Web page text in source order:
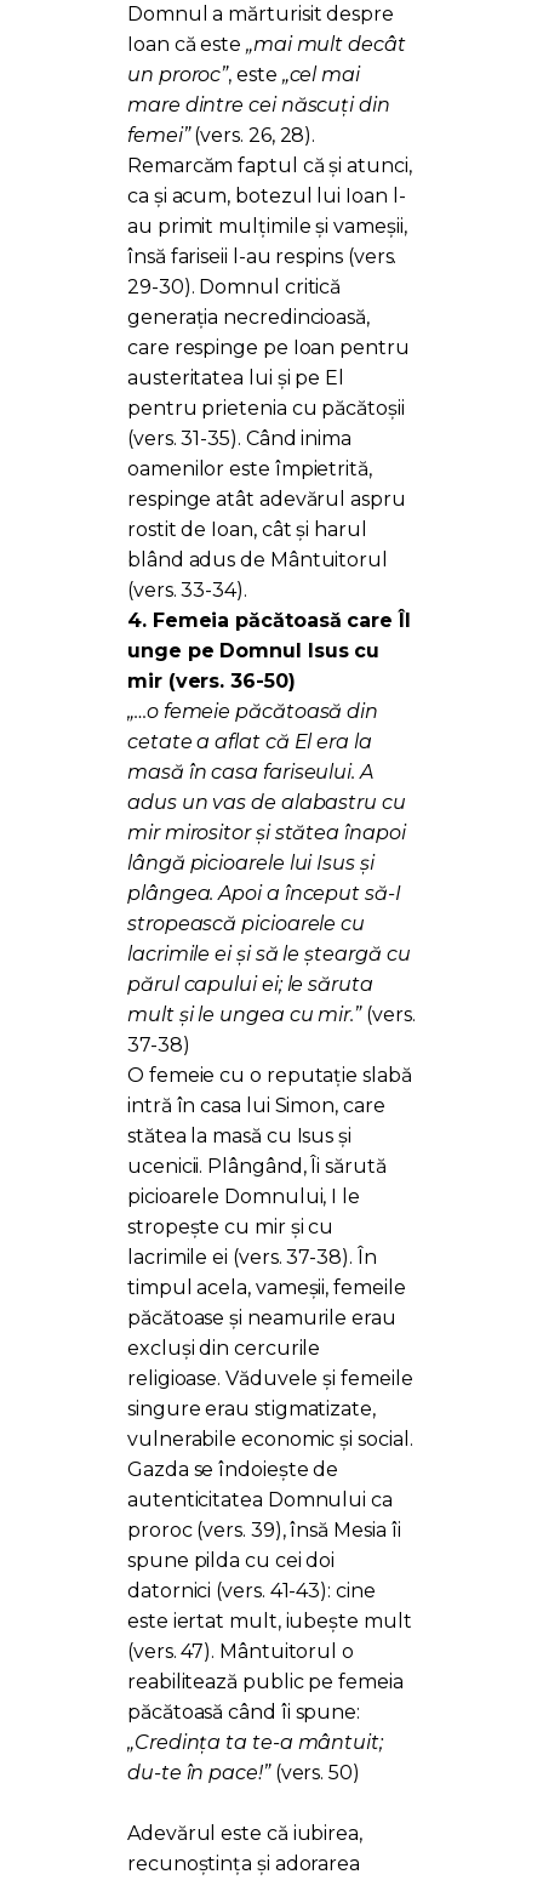
Domnul a mărturisit despre
Ioan că este „mai mult decât
un proroc”, este „cel mai
mare dintre cei născuți din
femei”(vers. 26, 28).
Remarcăm faptul că și atunci,
ca și acum, botezul lui Ioan l-
au primit mulțimile și vameșii,
însă fariseii l-au respins (vers.
29-30). Domnul critică
generația necredincioasă,
care respinge pe Ioan pentru
austeritatea lui și pe El
pentru prietenia cu păcătoșii
(vers. 31-35). Când inima
oamenilor este împietrită,
respinge atât adevărul aspru
rostit de Ioan, cât și harul
blând adus de Mântuitorul
(vers. 33-34).
4. Femeia păcătoasă care Îl
unge pe Domnul Isus cu
mir (vers. 36-50)
„…o femeie păcătoasă din
cetate a aflat că El era la
masă în casa fariseului. A
adus un vas de alabastru cu
mir mirositor și stătea înapoi
lângă picioarele lui Isus și
plângea. Apoi a început să-I
stropească picioarele cu
lacrimile ei și să le șteargă cu
părul capului ei; le săruta
mult și le ungea cu mir.”(vers.
37-38)
O femeie cu o reputație slabă
intră în casa lui Simon, care
stătea la masă cu Isus și
ucenicii. Plângând, Îi sărută
picioarele Domnului, I le
stropește cu mir și cu
lacrimile ei (vers. 37-38). În
timpul acela, vameșii, femeile
păcătoase și neamurile erau
excluși din cercurile
religioase. Văduvele și femeile
singure erau stigmatizate,
vulnerabile economic și social.
Gazda se îndoiește de
autenticitatea Domnului ca
proroc (vers. 39), însă Mesia îi
spune pilda cu cei doi
datornici (vers. 41-43): cine
este iertat mult, iubește mult
(vers. 47). Mântuitorul o
reabilitează public pe femeia
păcătoasă când îi spune:
„Credința ta te-a mântuit;
du-te în pace!”(vers. 50)
Adevărul este că iubirea,
recunoștința și adorarea